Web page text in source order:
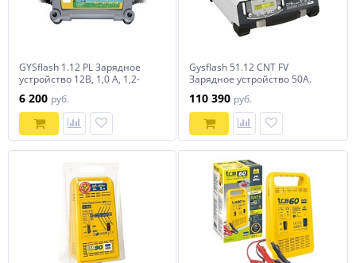
GYSflash 1.12 PL Зарядное
устройство 12В, 1,0 A, 1,2-
6 200 руб.
Gysflash 51.12 CNT FV
Зарядное устройство 50А.
110 390 руб.